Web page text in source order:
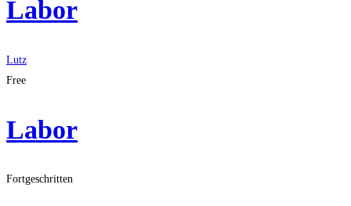
Labor
Lutz
Free
Labor
Fortgeschritten